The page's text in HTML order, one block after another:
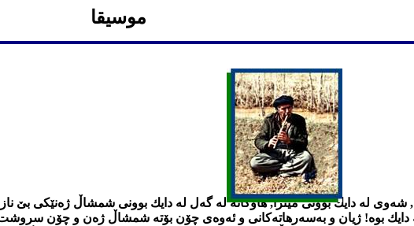
موسیقا
له‌ دایك بوه‌! ژیان و به‌سه‌رهاته‌كانی و ئه‌وه‌ی چۆن بۆته‌ شمشاڵ ژه‌ن و چۆن